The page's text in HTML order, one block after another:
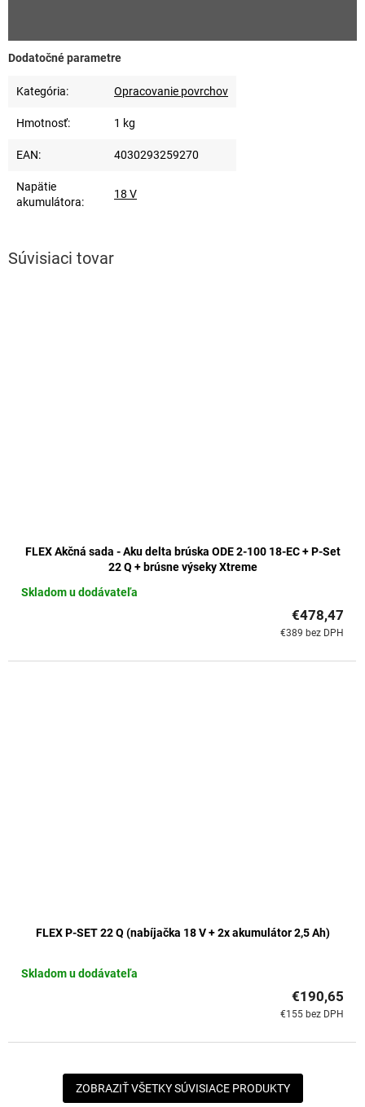
Dodatočné parametre
Kategória: Opracovanie povrchov
Hmotnosť: 1 kg
EAN: 4030293259270
Napätie
akumulátora:
18 V
Súvisiaci tovar
FLEX Akčná sada - Aku delta brúska ODE 2-100 18-EC + P-Set
22 Q + brúsne výseky Xtreme
Skladom u dodávateľa
€389 bez DPH
€478,47
FLEX P-SET 22 Q (nabíjačka 18 V + 2x akumulátor 2,5 Ah)
Skladom u dodávateľa
€155 bez DPH
€190,65
ZOBRAZIŤ VŠETKY SÚVISIACE PRODUKTY